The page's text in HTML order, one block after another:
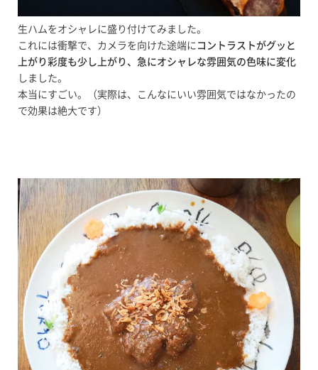
生ハムをオシャレに盛り付けてみました。
これには衝撃で、カメラを向けた途端に コントラストがグッと
上がり彩度も少し上がり、急にオシャレな雰囲気の色味に変化
しました。
本当にすごい。（実際は、こんなにいい雰囲気ではなかったの
で効果は絶大です）